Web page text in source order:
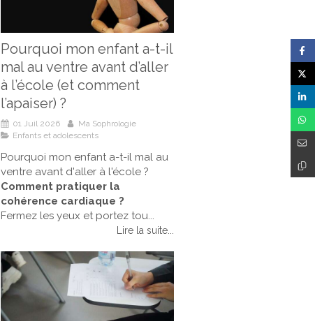
Pourquoi mon enfant a-t-il
mal au ventre avant d’aller
à l’école (et comment
l’apaiser) ?
01 Juil 2026
Ma Sophrologie
Enfants et adolescents
Pourquoi mon enfant a-t-il mal au
ventre avant d'aller à l'école ?
Comment pratiquer la
cohérence cardiaque ?
Fermez les yeux et portez tou...
Lire la suite...